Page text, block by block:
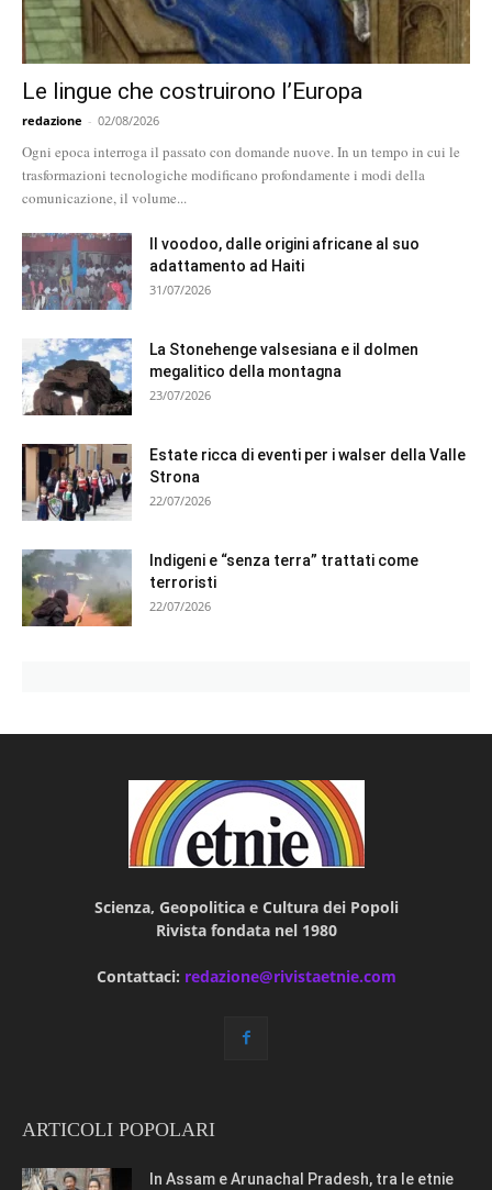
Le lingue che costruirono l’Europa
redazione - 02/08/2026
Ogni epoca interroga il passato con domande nuove. In un tempo in cui le
trasformazioni tecnologiche modificano profondamente i modi della
comunicazione, il volume...
Il voodoo, dalle origini africane al suo
adattamento ad Haiti
31/07/2026
La Stonehenge valsesiana e il dolmen
megalitico della montagna
23/07/2026
Estate ricca di eventi per i walser della Valle
Strona
22/07/2026
Indigeni e “senza terra” trattati come
terroristi
22/07/2026
Scienza, Geopolitica e Cultura dei Popoli
Rivista fondata nel 1980
Contattaci: redazione@rivistaetnie.com
ARTICOLI POPOLARI
In Assam e Arunachal Pradesh, tra le etnie